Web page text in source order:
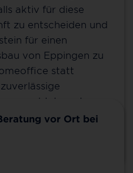
aktiv für diese
zu entscheiden und
für einen
von Eppingen zu
statt
Internet
für ein persönliches
innen vor
Glasfaserausbau zu
Projekt zu
vor Ort bei